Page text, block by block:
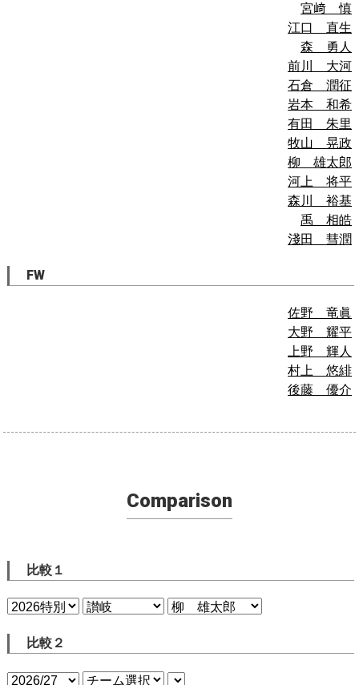
宮﨑 慎
江口 直生
森 勇人
前川 大河
石倉 潤征
岩本 和希
有田 朱里
牧山 晃政
柳 雄太郎
河上 将平
森川 裕基
禹 相皓
淺田 彗潤
FW
佐野 竜眞
大野 耀平
上野 輝人
村上 悠緋
後藤 優介
Comparison
比較１
比較２